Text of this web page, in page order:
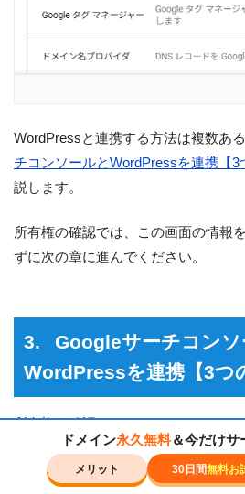
WordPressと連携する方法は複数あ
チコンソールとWordPressを連携【3
説します。
所有権の確認では、この画面の情報
ずに次の章に進んでください。
Googleサーチコンソ
WordPressを連携【3つ
所有権を確認し、Googleサーチコン
携するおすすめの方法は、以下の3つ
ドメイン永久無料＆今だけサ
メリット 30日間無料お